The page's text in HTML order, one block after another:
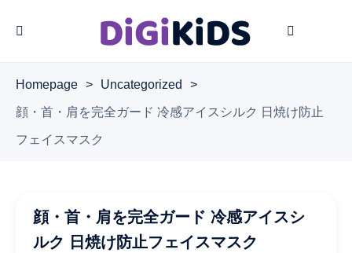
Homepage > Uncategorized >
顔・首・肩を完全ガード 冷感アイスシルク 日焼け防止
フェイスマスク
顔・首・肩を完全ガード 冷感アイスシ
ルク 日焼け防止フェイスマスク